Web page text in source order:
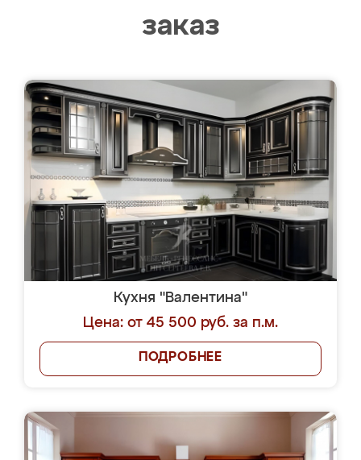
заказ
Кухня "Валентина"
Цена: от 45 500 руб. за п.м.
ПОДРОБНЕЕ